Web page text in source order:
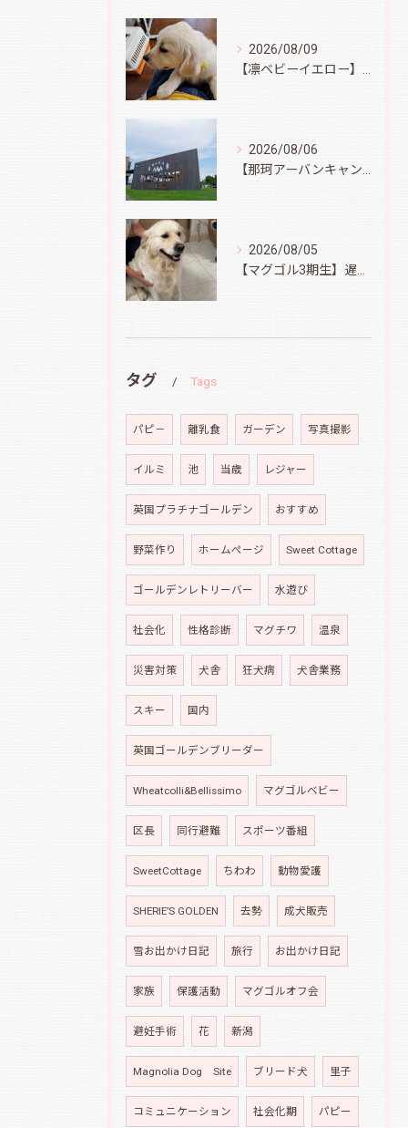
2026/08/09
2026/08/06
2026/08/05
タグ Tags
パピ－ 離乳食 ガーデン 写真撮影
イルミ 池 当歳 レジャー
英国プラチナゴールデン おすすめ
野菜作り ホームページ Sweet Cottage
ゴールデンレトリーバー 水遊び
社会化 性格診断 マグチワ 温泉
災害対策 犬舎 狂犬病 犬舎業務
スキー 国内
英国ゴールデンブリーダー
Wheatcolli&Bellissimo マグゴルベビー
区長 同行避難 スポーツ番組
SweetCottage ちわわ 動物愛護
SHERIE’S GOLDEN 去勢 成犬販売
雪お出かけ日記 旅行 お出かけ日記
家族 保護活動 マグゴルオフ会
避妊手術 花 新潟
Magnolia Dog Site ブリード犬 里子
コミュニケーション 社会化期 パピー